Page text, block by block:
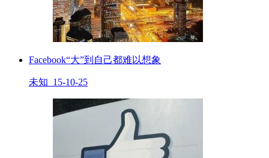
Facebook“大”到自己都难以想象
未知 15-10-25